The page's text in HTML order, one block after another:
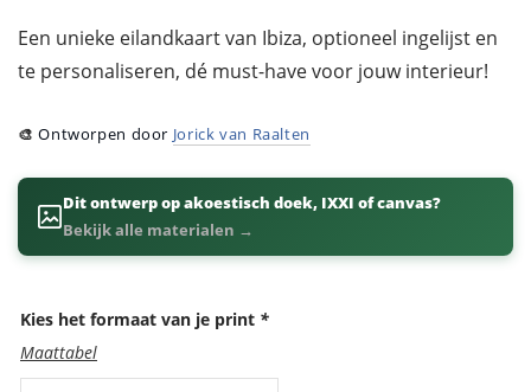
Een unieke eilandkaart van Ibiza, optioneel ingelijst en
te personaliseren, dé must-have voor jouw interieur!
🎨Ontworpen door Jorick van Raalten
Dit ontwerp op akoestisch doek, IXXI of canvas?
Bekijk alle materialen →
Kies het formaat van je print *
Maattabel